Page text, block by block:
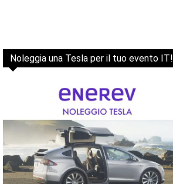
Noleggia una Tesla per il tuo evento IT!